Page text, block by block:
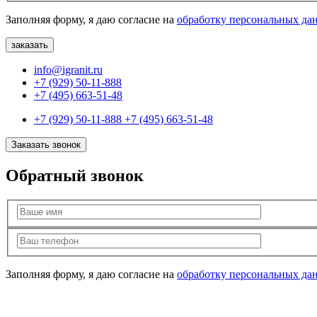
Заполняя форму, я даю согласие на обработку персональных
info@igranit.ru
+7 (929) 50-11-888
+7 (495) 663-51-48
+7 (929) 50-11-888 +7 (495) 663-51-48
Заказать звонок
Обратный звонок
Заполняя форму, я даю согласие на обработку персональных